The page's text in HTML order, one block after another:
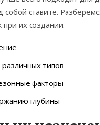
ставите.
их создании.
типов
факторы
глубины